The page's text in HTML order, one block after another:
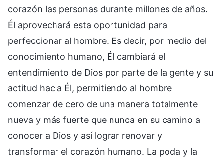
corazón las personas durante millones de años.
Él aprovechará esta oportunidad para
perfeccionar al hombre. Es decir, por medio del
conocimiento humano, Él cambiará el
entendimiento de Dios por parte de la gente y su
actitud hacia Él, permitiendo al hombre
comenzar de cero de una manera totalmente
nueva y más fuerte que nunca en su camino a
conocer a Dios y así lograr renovar y
transformar el corazón humano. La poda y la